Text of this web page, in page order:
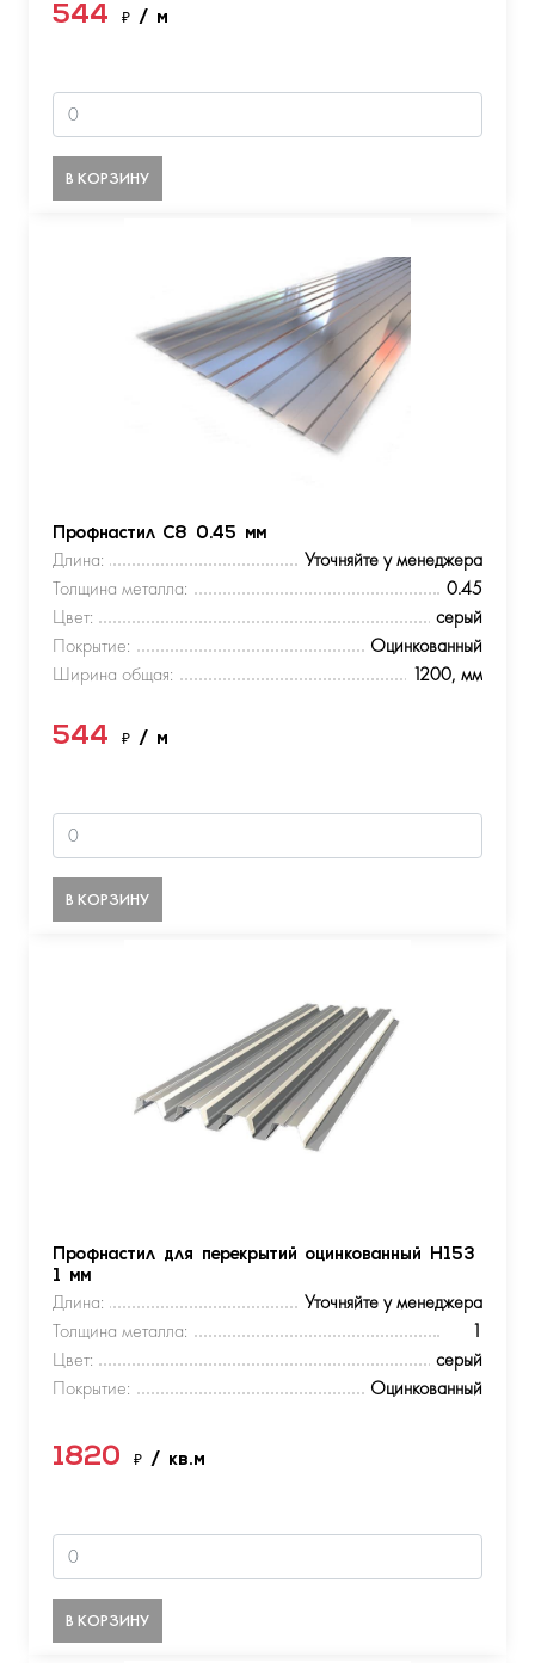
544 ₽ / м
В КОРЗИНУ
Профнастил С8 0.45 мм
Длина:
Уточняйте у менеджера
Толщина металла:
0.45
Цвет:
серый
Покрытие:
Оцинкованный
Ширина общая:
1200, мм
544 ₽ / м
В КОРЗИНУ
Профнастил для перекрытий оцинкованный Н153
1 мм
Длина:
Уточняйте у менеджера
Толщина металла:
1
Цвет:
серый
Покрытие:
Оцинкованный
1820 ₽ / кв.м
В КОРЗИНУ